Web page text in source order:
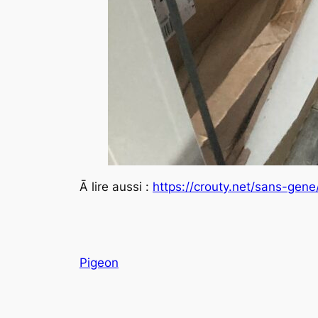
Ā lire aussi : https://crouty.net/sans-
Pigeon